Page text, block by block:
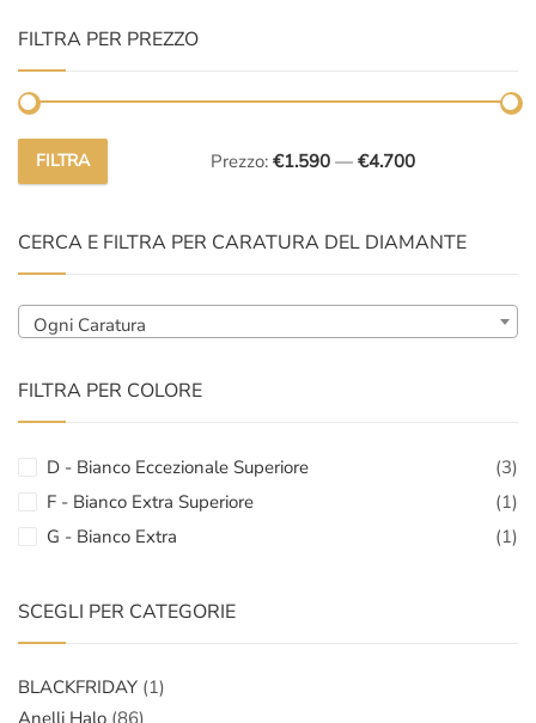
FILTRA PER PREZZO
Prezzo
Prezzo
FILTRA Prezzo: €1.590 — €4.700
CERCA E FILTRA PER CARATURA DEL DIAMANTE
Ogni Caratura
FILTRA PER COLORE
D - Bianco Eccezionale Superiore
(3)
F - Bianco Extra Superiore
(1)
G - Bianco Extra
(1)
SCEGLI PER CATEGORIE
BLACKFRIDAY (1)
Anelli Halo (86)